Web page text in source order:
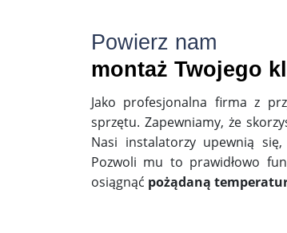
Powierz nam
montaż Twojego
Jako profesjonalna firma z
sprzętu. Zapewniamy, że
Nasi instalatorzy upewnią
Pozwoli mu to prawidłowo
osiągnąć pożądaną